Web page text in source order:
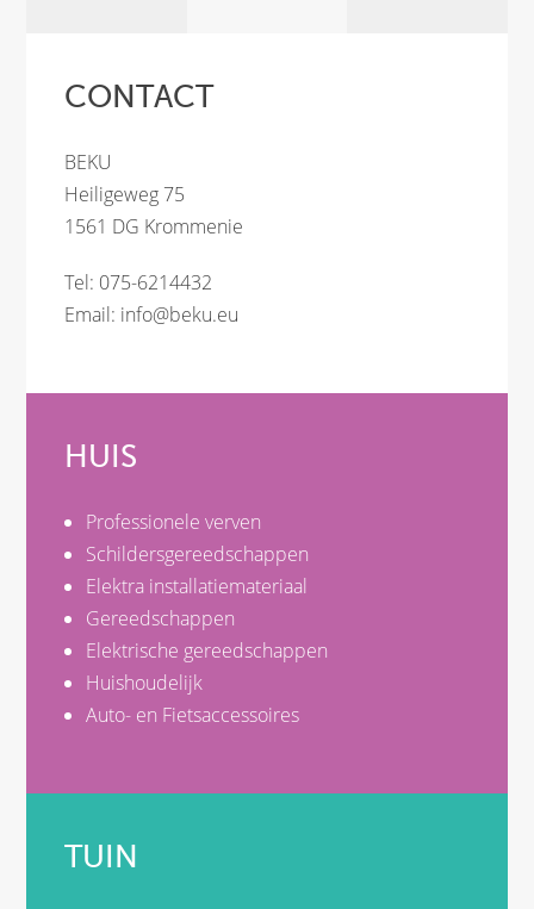
CONTACT
BEKU
Heiligeweg 75
1561 DG Krommenie
Tel: 075-6214432
Email: info@beku.eu
HUIS
Professionele verven
Schildersgereedschappen
Elektra installatiemateriaal
Gereedschappen
Elektrische gereedschappen
Huishoudelijk
Auto- en Fietsaccessoires
TUIN